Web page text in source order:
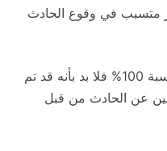
متسبب في وقوع الحادث
على اعتبار أنه تم تحديد الغلط بنسبة 100% فلا بد بأنه قد تم
عن الحادث من قبل